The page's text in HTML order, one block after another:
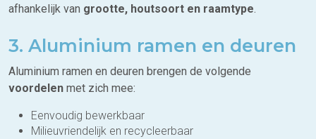
afhankelijk van grootte, houtsoort en raamtype.
3. Aluminium ramen en deuren
Aluminium ramen en deuren brengen de volgende
voordelen met zich mee:
Eenvoudig bewerkbaar
Milieuvriendelijk en recycleerbaar